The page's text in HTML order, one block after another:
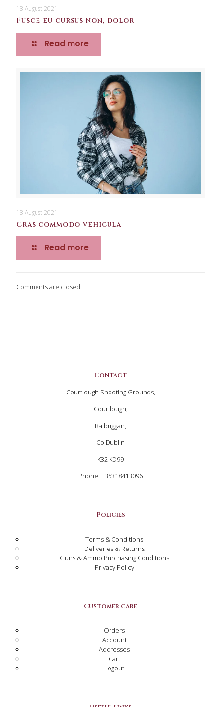
18 August 2021
Fusce eu cursus non, dolor
Read more
18 August 2021
Cras commodo vehicula
Read more
Comments are closed.
Contact
Courtlough Shooting Grounds,
Courtlough,
Balbriggan,
Co Dublin
K32 KD99
Phone: +35318413096
Policies
Terms & Conditions
Deliveries & Returns
Guns & Ammo Purchasing Conditions
Privacy Policy
Customer care
Orders
Account
Addresses
Cart
Logout